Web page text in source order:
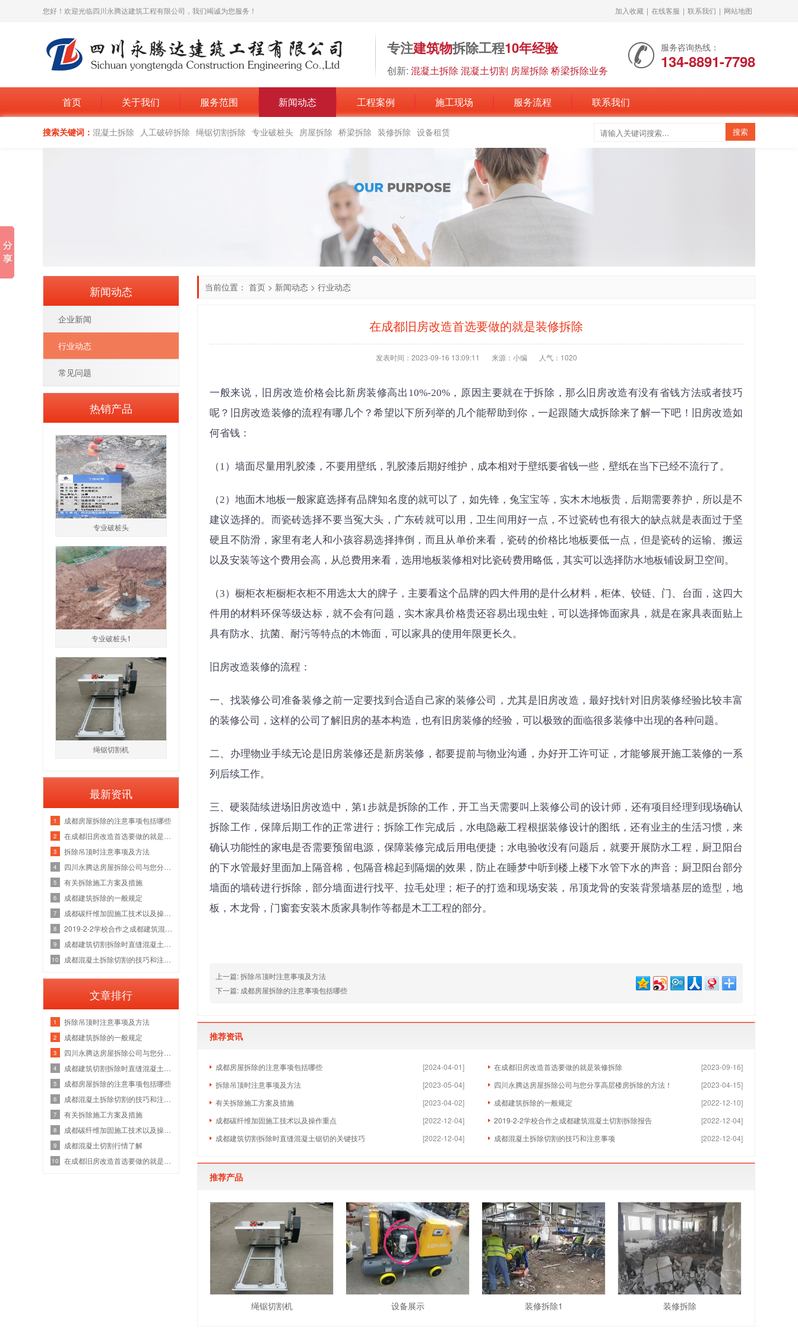
您好！欢迎光临四川永腾达建筑工程有限公司，我们竭诚为您服务！ 加入收藏 | 在线客服 | 联系我们 | 网站地图
专注建筑物拆除工程10年经验
创新: 混凝土拆除 混凝土切割 房屋拆除 桥梁拆除业务
服务咨询热线：
134-8891-7798
首页 关于我们 服务范围 新闻动态 工程案例 施工现场 服务流程 联系我们
搜索关键词： 混凝土拆除 人工破碎拆除 绳锯切割拆除 专业破桩头 房屋拆除 桥梁拆除 装修拆除 设备租赁
当前位置： 首页 > 新闻动态 > 行业动态
在成都旧房改造首选要做的就是装修拆除
发表时间：2023-09-16 13:09:11 来源：小编 人气： 1020
一般来说，旧房改造价格会比新房装修高出10%-20%，原因主要就在于拆除，那么旧房改造有没有省钱方法或者技巧
呢？旧房改造装修的流程有哪几个？希望以下所列举的几个能帮助到你，一起跟随大成拆除来了解一下吧！旧房改造如
何省钱：
（1）墙面尽量用乳胶漆，不要用壁纸，乳胶漆后期好维护，成本相对于壁纸要省钱一些，壁纸在当下已经不流行了。
（2）地面木地板一般家庭选择有品牌知名度的就可以了，如先锋，兔宝宝等，实木木地板贵，后期需要养护，所以是不
建议选择的。而瓷砖选择不要当冤大头，广东砖就可以用，卫生间用好一点，不过瓷砖也有很大的缺点就是表面过于坚
硬且不防滑，家里有老人和小孩容易选择摔倒，而且从单价来看，瓷砖的价格比地板要低一点，但是瓷砖的运输、搬运
以及安装等这个费用会高，从总费用来看，选用地板装修相对比瓷砖费用略低，其实可以选择防水地板铺设厨卫空间。
（3）橱柜衣柜橱柜衣柜不用选太大的牌子，主要看这个品牌的四大件用的是什么材料，柜体、铰链、门、台面，这四大
件用的材料环保等级达标，就不会有问题，实木家具价格贵还容易出现虫蛀，可以选择饰面家具，就是在家具表面贴上
具有防水、抗菌、耐污等特点的木饰面，可以家具的使用年限更长久。
旧房改造装修的流程：
一、找装修公司准备装修之前一定要找到合适自己家的装修公司，尤其是旧房改造，最好找针对旧房装修经验比较丰富
的装修公司，这样的公司了解旧房的基本构造，也有旧房装修的经验，可以极致的面临很多装修中出现的各种问题。
二、办理物业手续无论是旧房装修还是新房装修，都要提前与物业沟通，办好开工许可证，才能够展开施工装修的一系
列后续工作。
三、硬装陆续进场旧房改造中，第1步就是拆除的工作，开工当天需要叫上装修公司的设计师，还有项目经理到现场确认
拆除工作，保障后期工作的正常进行；拆除工作完成后，水电隐蔽工程根据装修设计的图纸，还有业主的生活习惯，来
确认功能性的家电是否需要预留电源，保障装修完成后用电便捷；水电验收没有问题后，就要开展防水工程，厨卫阳台
的下水管最好里面加上隔音棉，包隔音棉起到隔烟的效果，防止在睡梦中听到楼上楼下水管下水的声音；厨卫阳台部分
墙面的墙砖进行拆除，部分墙面进行找平、拉毛处理；柜子的打造和现场安装，吊顶龙骨的安装背景墙基层的造型，地
板，木龙骨，门窗套安装木质家具制作等都是木工工程的部分。
上一篇: 拆除吊顶时注意事项及方法
下一篇: 成都房屋拆除的注意事项包括哪些
推荐资讯
[2024-04-01]
成都房屋拆除的注意事项包括哪些 [2023-09-16]
在成都旧房改造首选要做的就是装修拆除
[2023-05-04]
拆除吊顶时注意事项及方法 [2023-04-15]
四川永腾达房屋拆除公司与您分享高层楼房拆除的方法！
[2023-04-02]
有关拆除施工方案及措施 [2022-12-10]
成都建筑拆除的一般规定
[2022-12-04]
成都碳纤维加固施工技术以及操作重点 [2022-12-04]
2019-2-2学校合作之成都建筑混凝土切割拆除报告
[2022-12-04]
成都建筑切割拆除时直缝混凝土锯切的关键技巧 [2022-12-04]
成都混凝土拆除切割的技巧和注意事项
推荐产品
绳锯切割机 设备展示 装修拆除1 装修拆除
新闻动态
企业新闻
行业动态
常见问题
热销产品
专业破桩头
专业破桩头1
绳锯切割机
最新资讯
1 成都房屋拆除的注意事项包括哪些
2
3 拆除吊顶时注意事项及方法
4
5 有关拆除施工方案及措施
6 成都建筑拆除的一般规定
7
8
9
10
文章排行
1 拆除吊顶时注意事项及方法
2 成都建筑拆除的一般规定
3
4
5 成都房屋拆除的注意事项包括哪些
6
7 有关拆除施工方案及措施
8
9 成都混凝土切割行情了解
10